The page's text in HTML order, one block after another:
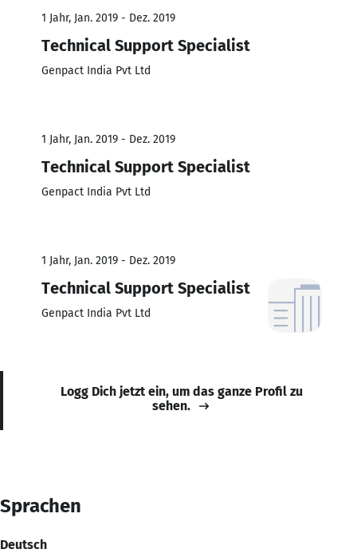
1 Jahr, Jan. 2019 - Dez. 2019
Technical Support Specialist
Genpact India Pvt Ltd
1 Jahr, Jan. 2019 - Dez. 2019
Technical Support Specialist
Genpact India Pvt Ltd
1 Jahr, Jan. 2019 - Dez. 2019
Technical Support Specialist
Genpact India Pvt Ltd
Logg Dich jetzt ein, um das ganze Profil zu
sehen.
Sprachen
Deutsch